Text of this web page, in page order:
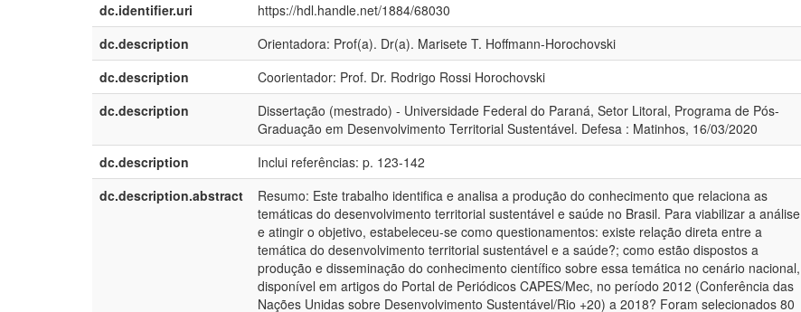
dc.identifier.uri
https://hdl.handle.net/1884/68030
dc.description
Orientadora: Prof(a). Dr(a). Marisete T. Hoffmann-Horochovski
dc.description
Coorientador: Prof. Dr. Rodrigo Rossi Horochovski
dc.description
Dissertação (mestrado) - Universidade Federal do Paraná, Setor Litoral, Programa de Pós-
Graduação em Desenvolvimento Territorial Sustentável. Defesa : Matinhos, 16/03/2020
dc.description Inclui referências: p. 123-142
dc.description.abstract
Resumo: Este trabalho identifica e analisa a produção do conhecimento que relaciona as
temáticas do desenvolvimento territorial sustentável e saúde no Brasil. Para viabilizar a análise
e atingir o objetivo, estabeleceu-se como questionamentos: existe relação direta entre a
temática do desenvolvimento territorial sustentável e a saúde?; como estão dispostos a
produção e disseminação do conhecimento científico sobre essa temática no cenário nacional,
disponível em artigos do Portal de Periódicos CAPES/Mec, no período 2012 (Conferência das
Nações Unidas sobre Desenvolvimento Sustentável/Rio +20) a 2018? Foram selecionados 80